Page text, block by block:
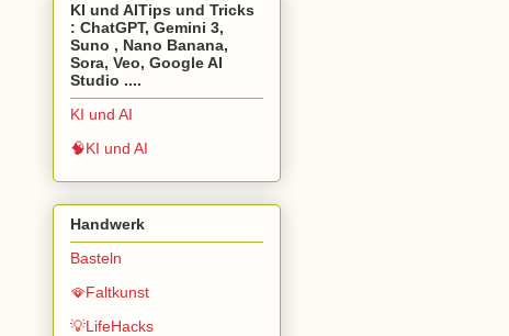
KI und AITips und Tricks
: ChatGPT, Gemini 3,
Suno , Nano Banana,
Sora, Veo, Google AI
Studio ....
KI und AI
🧠KI und AI
Handwerk
Basteln
🪭Faltkunst
💡LifeHacks